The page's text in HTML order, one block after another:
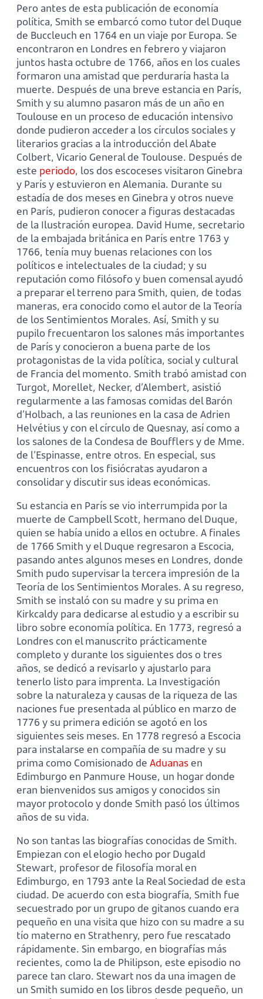
Pero antes de esta publicación de economía
política, Smith se embarcó como tutor del Duque
de Buccleuch en 1764 en un viaje por Europa. Se
encontraron en Londres en febrero y viajaron
juntos hasta octubre de 1766, años en los cuales
formaron una amistad que perduraría hasta la
muerte. Después de una breve estancia en París,
Smith y su alumno pasaron más de un año en
Toulouse en un proceso de educación intensivo
donde pudieron acceder a los círculos sociales y
literarios gracias a la introducción del Abate
Colbert, Vicario General de Toulouse. Después de
este periodo, los dos escoceses visitaron Ginebra
y París y estuvieron en Alemania. Durante su
estadía de dos meses en Ginebra y otros nueve
en París, pudieron conocer a figuras destacadas
de la Ilustración europea. David Hume, secretario
de la embajada británica en París entre 1763 y
1766, tenía muy buenas relaciones con los
políticos e intelectuales de la ciudad; y su
reputación como filósofo y buen comensal ayudó
a preparar el terreno para Smith, quien, de todas
maneras, era conocido como el autor de la Teoría
de los Sentimientos Morales. Así, Smith y su
pupilo frecuentaron los salones más importantes
de París y conocieron a buena parte de los
protagonistas de la vida política, social y cultural
de Francia del momento. Smith trabó amistad con
Turgot, Morellet, Necker, d’Alembert, asistió
regularmente a las famosas comidas del Barón
d’Holbach, a las reuniones en la casa de Adrien
Helvétius y con el círculo de Quesnay, así como a
los salones de la Condesa de Boufflers y de Mme.
de l’Espinasse, entre otros. En especial, sus
encuentros con los fisiócratas ayudaron a
consolidar y discutir sus ideas económicas.
Su estancia en París se vio interrumpida por la
muerte de Campbell Scott, hermano del Duque,
quien se había unido a ellos en octubre. A finales
de 1766 Smith y el Duque regresaron a Escocia,
pasando antes algunos meses en Londres, donde
Smith pudo supervisar la tercera impresión de la
Teoría de los Sentimientos Morales. A su regreso,
Smith se instaló con su madre y su prima en
Kirkcaldy para dedicarse al estudio y a escribir su
libro sobre economía política. En 1773, regresó a
Londres con el manuscrito prácticamente
completo y durante los siguientes dos o tres
años, se dedicó a revisarlo y ajustarlo para
tenerlo listo para imprenta. La Investigación
sobre la naturaleza y causas de la riqueza de las
naciones fue presentada al público en marzo de
1776 y su primera edición se agotó en los
siguientes seis meses. En 1778 regresó a Escocia
para instalarse en compañía de su madre y su
prima como Comisionado de Aduanasen
Edimburgo en Panmure House, un hogar donde
eran bienvenidos sus amigos y conocidos sin
mayor protocolo y donde Smith pasó los últimos
años de su vida.
No son tantas las biografías conocidas de Smith.
Empiezan con el elogio hecho por Dugald
Stewart, profesor de filosofía moral en
Edimburgo, en 1793 ante la Real Sociedad de esta
ciudad. De acuerdo con esta biografía, Smith fue
secuestrado por un grupo de gitanos cuando era
pequeño en una visita que hizo con su madre a su
tío materno en Strathenry, pero fue rescatado
rápidamente. Sin embargo, en biografías más
recientes, como la de Philipson, este episodio no
parece tan claro. Stewart nos da una imagen de
un Smith sumido en los libros desde pequeño, un